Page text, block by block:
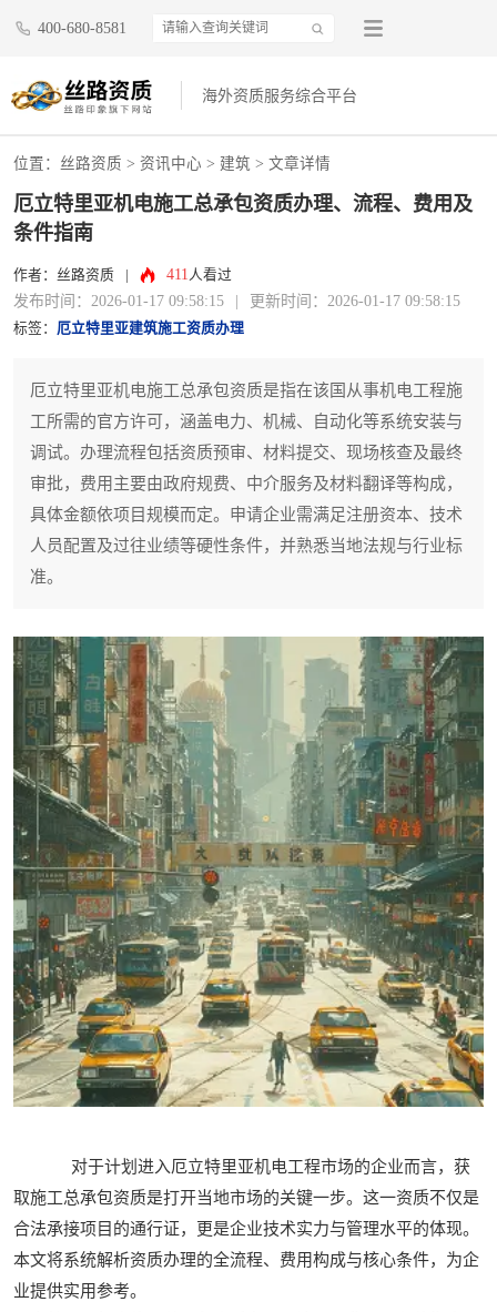
400-680-8581
海外资质服务综合平台
位置： 丝路资质 > 资讯中心 > 建筑 > 文章详情
厄立特里亚机电施工总承包资质办理、流程、费用及
条件指南
作者：丝路资质 411人看过
发布时间：2026-01-17 09:58:15 更新时间：2026-01-17 09:58:15
标签： 厄立特里亚建筑施工资质办理
厄立特里亚机电施工总承包资质是指在该国从事机电工程施
工所需的官方许可，涵盖电力、机械、自动化等系统安装与
调试。办理流程包括资质预审、材料提交、现场核查及最终
审批，费用主要由政府规费、中介服务及材料翻译等构成，
具体金额依项目规模而定。申请企业需满足注册资本、技术
人员配置及过往业绩等硬性条件，并熟悉当地法规与行业标
准。
对于计划进入厄立特里亚机电工程市场的企业而言，获
取施工总承包资质是打开当地市场的关键一步。这一资质不仅是
合法承接项目的通行证，更是企业技术实力与管理水平的体现。
本文将系统解析资质办理的全流程、费用构成与核心条件，为企
业提供实用参考。